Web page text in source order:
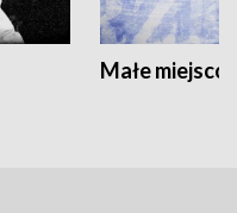
Małe